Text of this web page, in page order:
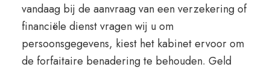
vandaag bij de aanvraag van een verzekering of
financiële dienst vragen wij u om
persoonsgegevens, kiest het kabinet ervoor om
de forfaitaire benadering te behouden. Geld